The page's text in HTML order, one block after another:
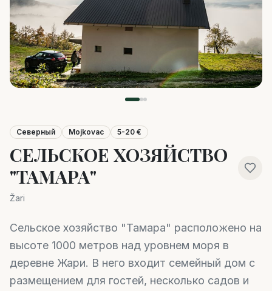
Северный Mojkovac 5-20 €
СЕЛЬСКОЕ ХОЗЯЙСТВО
"ТАМАРА"
Žari
Сельское хозяйство "Тамара" расположено на
высоте 1000 метров над уровнем моря в
деревне Жари. В него входит семейный дом с
размещением для гостей, несколько садов и